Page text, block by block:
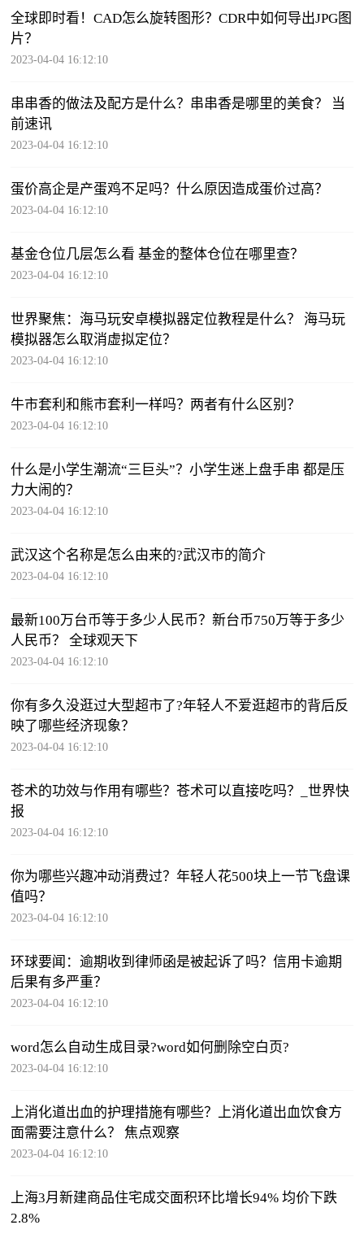
全球即时看！CAD怎么旋转图形？CDR中如何导出JPG图
片？
2023-04-04 16:12:10
串串香的做法及配方是什么？串串香是哪里的美食？ 当
前速讯
2023-04-04 16:12:10
蛋价高企是产蛋鸡不足吗？什么原因造成蛋价过高？
2023-04-04 16:12:10
基金仓位几层怎么看 基金的整体仓位在哪里查？
2023-04-04 16:12:10
世界聚焦：海马玩安卓模拟器定位教程是什么？ 海马玩
模拟器怎么取消虚拟定位？
2023-04-04 16:12:10
牛市套利和熊市套利一样吗？两者有什么区别？
2023-04-04 16:12:10
什么是小学生潮流“三巨头”？小学生迷上盘手串 都是压
力大闹的？
2023-04-04 16:12:10
武汉这个名称是怎么由来的?​武汉市的简介
2023-04-04 16:12:10
最新100万台币等于多少人民币？新台币750万等于多少
人民币？ 全球观天下
2023-04-04 16:12:10
你有多久没逛过大型超市了?年轻人不爱逛超市的背后反
映了哪些经济现象？
2023-04-04 16:12:10
苍术的功效与作用有哪些？苍术可以直接吃吗？_世界快
报
2023-04-04 16:12:10
你为哪些兴趣冲动消费过？年轻人花500块上一节飞盘课
值吗？
2023-04-04 16:12:10
环球要闻：逾期收到律师函是被起诉了吗？信用卡逾期
后果有多严重？
2023-04-04 16:12:10
word怎么自动生成目录?word如何删除空白页?
2023-04-04 16:12:10
上消化道出血的护理措施有哪些？上消化道出血饮食方
面需要注意什么？ 焦点观察
2023-04-04 16:12:10
上海3月新建商品住宅成交面积环比增长94% 均价下跌
2.8%